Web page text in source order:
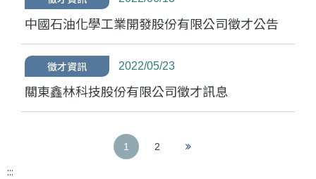
中國石油化學工業開發股份有限公司徵才公告
徵才資訊 2022/05/23
關東鑫林科技股份有限公司徵才訊息
1 2 V
:::